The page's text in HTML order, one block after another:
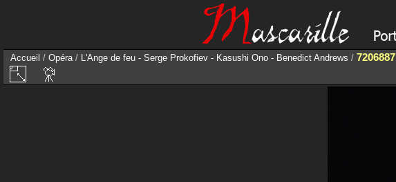
Accueil / Opéra/ L'Ange de feu - Serge Prokofiev - Kasushi Ono - Benedict Andrews / 7206887